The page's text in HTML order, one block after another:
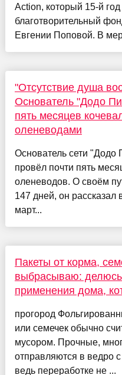
Action, который 15-й
благотворительный
Евгении Поповой. В
"Отсутствие душа
Основатель "Додо
пять месяцев
оленеводами
Основатель сети
провёл почти пять
оленеводов. О своём
147 дней, он рассказал
март...
Пакеты от корма,
выбрасываю:
применения дома,
прогород
или семечек обычно
мусором. Прочные,
отправляются в ведро
ведь переработке не ...